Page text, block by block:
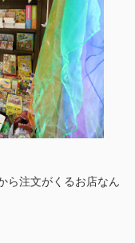
ら注文がくるお店なん